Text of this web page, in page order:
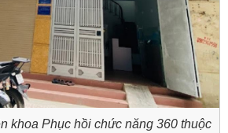
khoa Phục hồi chức năng 360 thuộc